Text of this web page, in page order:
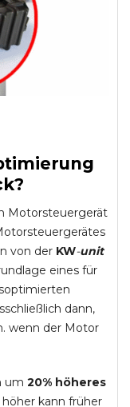
?
Motorsteuergerät
von der KW-unit
eines für
dann,
wenn der Motor
um 20% höheres
kann früher